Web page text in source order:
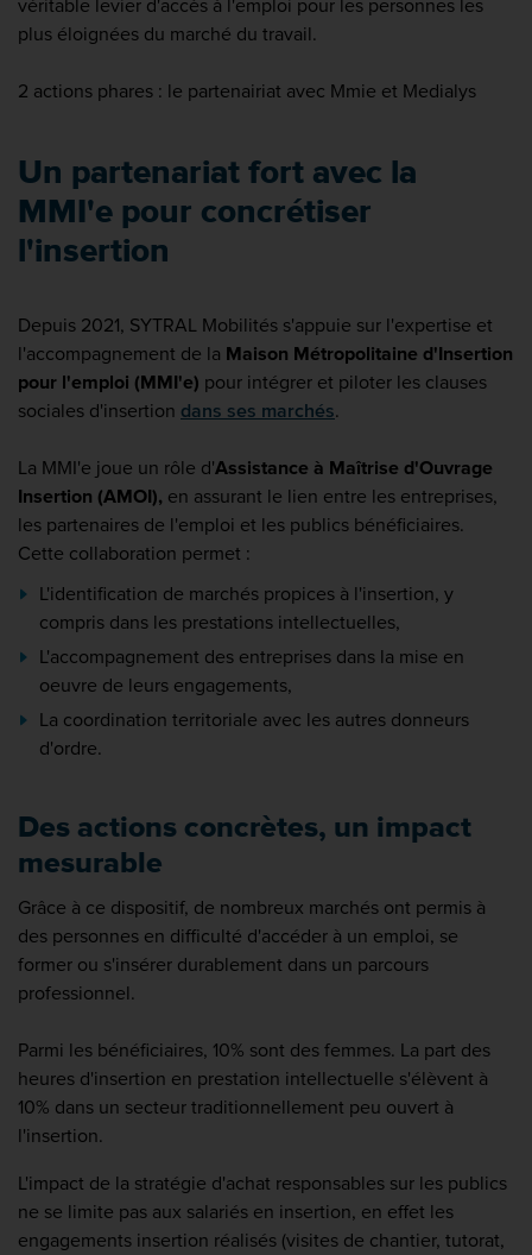
véritable levier d'accès à l'emploi pour les personnes les
plus éloignées du marché du travail.
2 actions phares : le partenairiat avec Mmie et Medialys
Un partenariat fort avec la
MMI'e pour concrétiser
l'insertion
Depuis 2021, SYTRAL Mobilités s'appuie sur l'expertise et
l'accompagnement de la Maison Métropolitaine d'Insertion
pour l'emploi (MMI'e) pour intégrer et piloter les clauses
sociales d'insertion dans ses marchés.
La MMI'e joue un rôle d'Assistance à Maîtrise d'Ouvrage
Insertion (AMOI), en assurant le lien entre les entreprises,
les partenaires de l'emploi et les publics bénéficiaires.
Cette collaboration permet :
L'identification de marchés propices à l'insertion, y
compris dans les prestations intellectuelles,
L'accompagnement des entreprises dans la mise en
oeuvre de leurs engagements,
La coordination territoriale avec les autres donneurs
d'ordre.
Des actions concrètes, un impact
mesurable
Grâce à ce dispositif, de nombreux marchés ont permis à
des personnes en difficulté d'accéder à un emploi, se
former ou s'insérer durablement dans un parcours
professionnel.
Parmi les bénéficiaires, 10% sont des femmes. La part des
heures d'insertion en prestation intellectuelle s'élèvent à
10% dans un secteur traditionnellement peu ouvert à
l'insertion.
L'impact de la stratégie d'achat responsables sur les publics
ne se limite pas aux salariés en insertion, en effet les
engagements insertion réalisés (visites de chantier, tutorat,